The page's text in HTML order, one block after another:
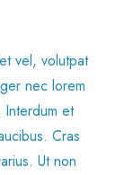
vel, volutpat
nec lorem
et
Cras
Ut non